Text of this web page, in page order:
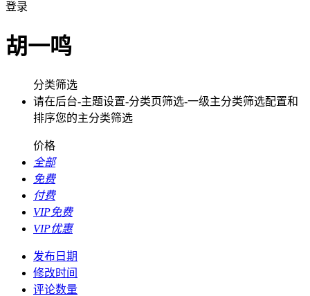
登录
胡一鸣
分类筛选
请在后台-主题设置-分类页筛选-一级主分类筛选配置和
排序您的主分类筛选
价格
全部
免费
付费
VIP免费
VIP优惠
发布日期
修改时间
评论数量